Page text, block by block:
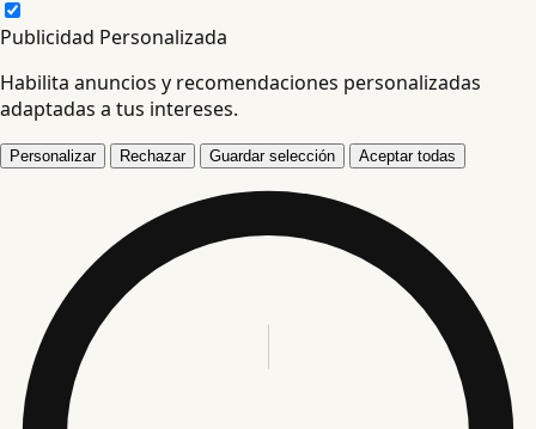
Publicidad Personalizada
Habilita anuncios y recomendaciones personalizadas
adaptadas a tus intereses.
Personalizar Rechazar Guardar selección Aceptar todas